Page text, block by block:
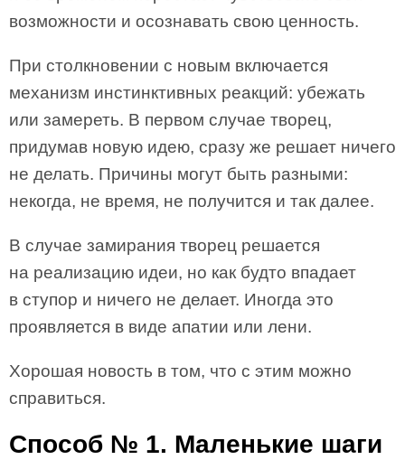
возможности и осознавать свою ценность.
При столкновении с новым включается
механизм инстинктивных реакций: убежать
или замереть. В первом случае творец,
придумав новую идею, сразу же решает ничего
не делать. Причины могут быть разными:
некогда, не время, не получится и так далее.
В случае замирания творец решается
на реализацию идеи, но как будто впадает
в ступор и ничего не делает. Иногда это
проявляется в виде апатии или лени.
Хорошая новость в том, что с этим можно
справиться.
Способ № 1. Маленькие шаги